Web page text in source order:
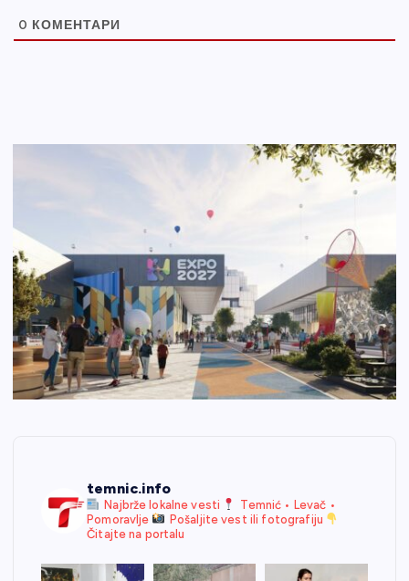
0 КОМЕНТАРИ
temnic.info
Najbrže lokalne vesti
Temnić • Levač •
Pomoravlje
Pošaljite vest ili fotografiju
Čitajte na portalu